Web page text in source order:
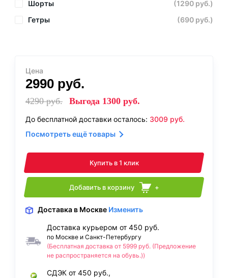
Шорты
(1290 руб.)
Гетры
(690 руб.)
Цена
2990 руб.
4290руб. Выгода 1300 руб.
До бесплатной доставки осталось: 3009 руб.
Посмотреть ещё товары
Купить в 1 клик
Добавить в корзину +
Доставка в Москве Изменить
Доставка курьером от 450 руб.
по Москве и Санкт-Петербургу
(Бесплатная доставка от 5999 руб. (Предложение
не распространяется на обувь.))
СДЭК от 450 руб.,